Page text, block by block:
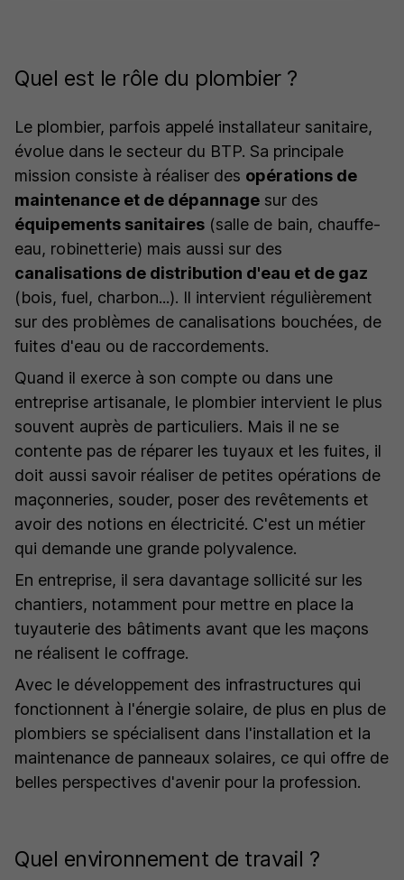
Quel est le rôle du plombier ?
Le plombier, parfois appelé installateur sanitaire,
évolue dans le secteur du BTP. Sa principale
mission consiste à réaliser des opérations de
maintenance et de dépannage sur des
équipements sanitaires (salle de bain, chauffe-
eau, robinetterie) mais aussi sur des
canalisations de distribution d'eau et de gaz
(bois, fuel, charbon...). Il intervient régulièrement
sur des problèmes de canalisations bouchées, de
fuites d'eau ou de raccordements.
Quand il exerce à son compte ou dans une
entreprise artisanale, le plombier intervient le plus
souvent auprès de particuliers. Mais il ne se
contente pas de réparer les tuyaux et les fuites, il
doit aussi savoir réaliser de petites opérations de
maçonneries, souder, poser des revêtements et
avoir des notions en électricité. C'est un métier
qui demande une grande polyvalence.
En entreprise, il sera davantage sollicité sur les
chantiers, notamment pour mettre en place la
tuyauterie des bâtiments avant que les maçons
ne réalisent le coffrage.
Avec le développement des infrastructures qui
fonctionnent à l'énergie solaire, de plus en plus de
plombiers se spécialisent dans l'installation et la
maintenance de panneaux solaires, ce qui offre de
belles perspectives d'avenir pour la profession.
Quel environnement de travail ?